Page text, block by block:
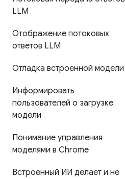
LLM
Отображение потоковых
ответов LLM
Отладка встроенной модели
Информировать
пользователей о загрузке
модели
Понимание управления
моделями в Chrome
Встроенный ИИ делает и не